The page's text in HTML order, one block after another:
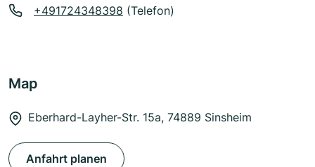
+491724348398 (Telefon)
Map
Eberhard-Layher-Str. 15a, 74889 Sinsheim
Anfahrt planen